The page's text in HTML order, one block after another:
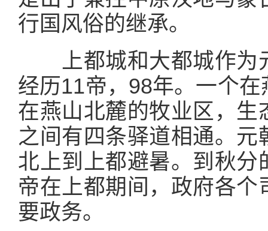
行国风俗的继承。
上都城和大都城作为
经历11帝，98年。一个
在燕山北麓的牧业区，
之间有四条驿道相通。
北上到上都避暑。到秋
帝在上都期间，政府各
要政务。